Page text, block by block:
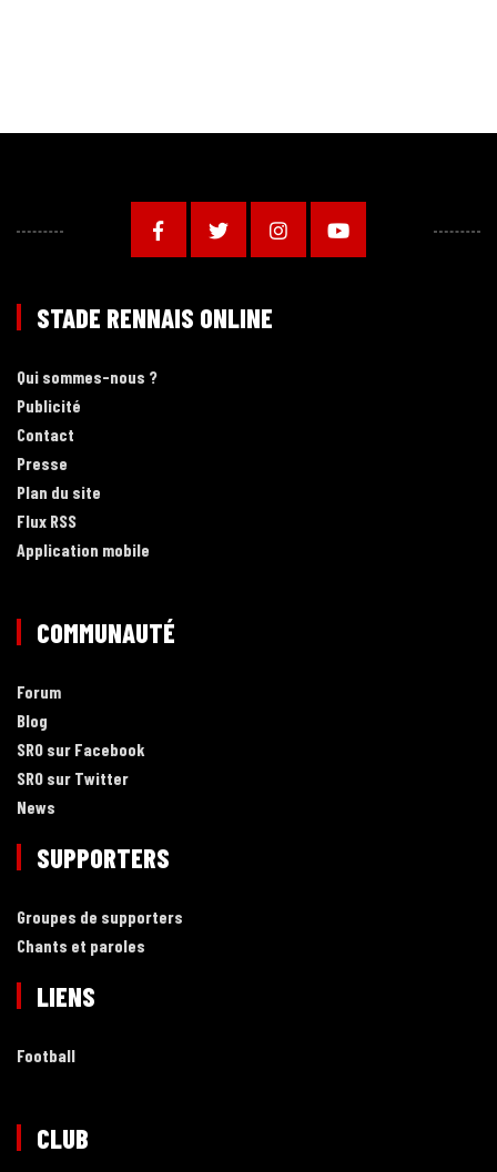
STADE RENNAIS ONLINE
Qui sommes-nous ?
Publicité
Contact
Presse
Plan du site
Flux RSS
Application mobile
COMMUNAUTÉ
Forum
Blog
SRO sur Facebook
SRO sur Twitter
News
SUPPORTERS
Groupes de supporters
Chants et paroles
LIENS
Football
CLUB